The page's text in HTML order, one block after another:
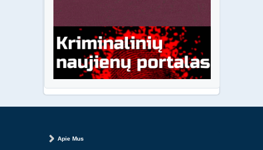
Apie Mus